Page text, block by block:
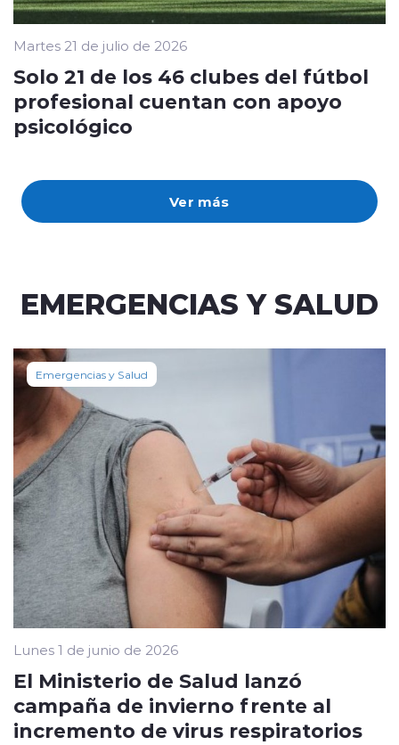
Ver más
Martes 21 de julio de 2026
Solo 21 de los 46 clubes del fútbol
profesional cuentan con apoyo
psicológico
EMERGENCIAS Y SALUD
Emergencias y Salud
Lunes 1 de junio de 2026
El Ministerio de Salud lanzó
campaña de invierno frente al
incremento de virus respiratorios